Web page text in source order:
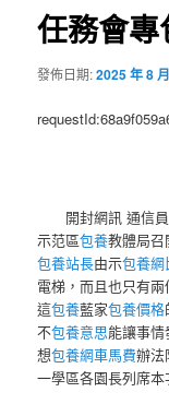
任務會
發佈日期:2025 年 8
開封網訊 通信
示范區包養教體局
包養站長由示包養網
電梯，而且也只有
這包養藍家包養價格
不包養意思能讓事情
想包養網車馬費辦法
一學區各園長列席本